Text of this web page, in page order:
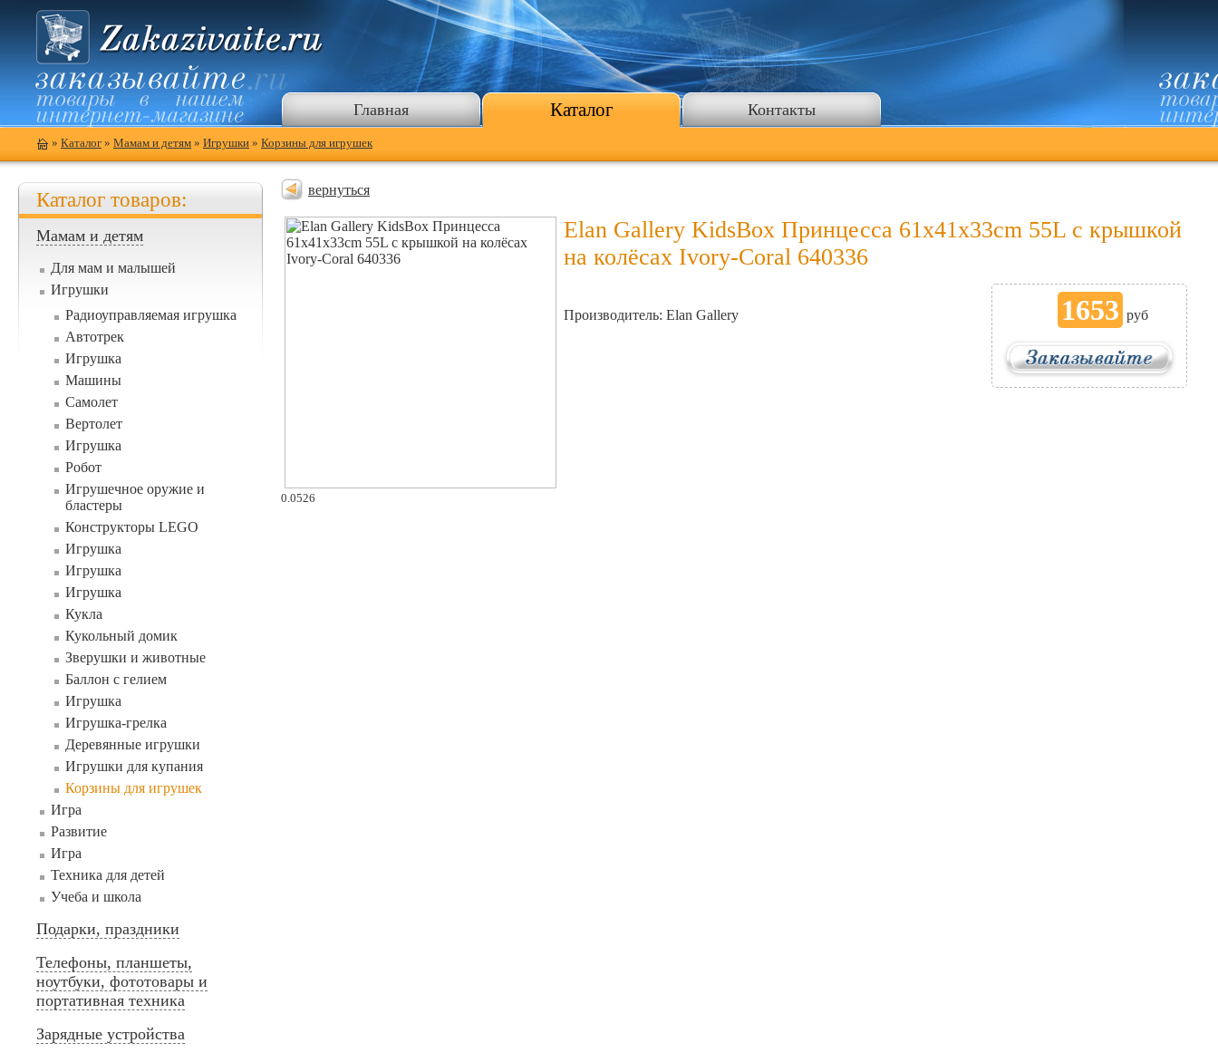
Главная Каталог Контакты
» Каталог » Мамам и детям » Игрушки » Корзины для игрушек
Каталог товаров:
Мамам и детям
Для мам и малышей
Игрушки
Радиоуправляемая игрушка
Автотрек
Игрушка
Машины
Самолет
Вертолет
Игрушка
Робот
Игрушечное оружие и
бластеры
Конструкторы LEGO
Игрушка
Игрушка
Игрушка
Кукла
Кукольный домик
Зверушки и животные
Баллон с гелием
Игрушка
Игрушка-грелка
Деревянные игрушки
Игрушки для купания
Корзины для игрушек
Игра
Развитие
Игра
Техника для детей
Учеба и школа
Подарки, праздники
Телефоны, планшеты,
ноутбуки, фототовары и
портативная техника
Зарядные устройства
вернуться
Elan Gallery KidsBox Принцесса 61x41x33cm 55L с крышкой
на колёсах Ivory-Coral 640336
1653 руб
Производитель: Elan Gallery
0.0526